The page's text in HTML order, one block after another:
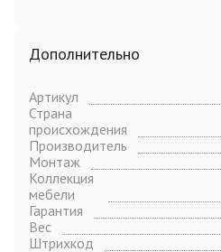
Дополнительно
Артикул
Страна
происхождения
Производитель
Монтаж
Коллекция
мебели
Гарантия
Вес
Штрихкод